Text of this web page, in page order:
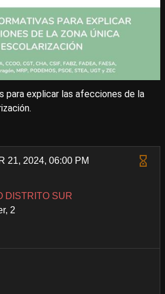
para explicar las afecciones de la
21, 2024, 06:00 PM
DISTRITO SUR
2